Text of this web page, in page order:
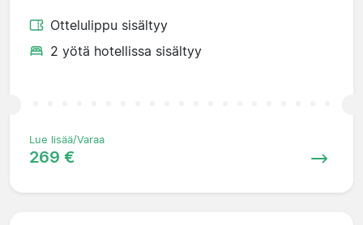
Ottelulippu sisältyy
2 yötä hotellissa sisältyy
Lue lisää/Varaa
269 €